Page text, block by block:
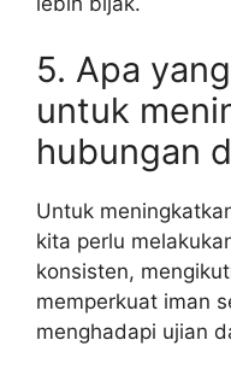
5. Apa
untuk
hubungan
Untuk
kita perlu
konsisten,
memperkuat iman
menghadapi ujian